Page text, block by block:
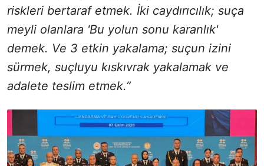
riskleri bertaraf etmek. İki caydırıcılık; suça
meyli olanlara 'Bu yolun sonu karanlık'
demek. Ve 3 etkin yakalama; suçun izini
sürmek, suçluyu kıskıvrak yakalamak ve
adalete teslim etmek.”